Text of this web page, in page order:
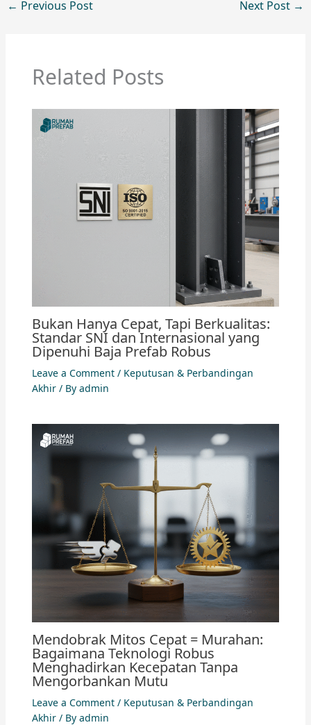
← Previous Post Next Post →
Related Posts
Bukan Hanya Cepat, Tapi Berkualitas:
Standar SNI dan Internasional yang
Dipenuhi Baja Prefab Robus
Leave a Comment / Keputusan & Perbandingan
Akhir/ By admin
Mendobrak Mitos Cepat = Murahan:
Bagaimana Teknologi Robus
Menghadirkan Kecepatan Tanpa
Mengorbankan Mutu
Leave a Comment / Keputusan & Perbandingan
Akhir/ By admin